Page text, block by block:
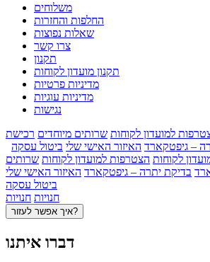
משלוחים
החלפות והחזרות
שאלות נפוצות
צרו קשר
תקנון
תקנון מועדון לקוחות
מדיניות פרטיות
מדיניות עוגיות
נגישות
למועדון לקוחות שרותים מיוחדים רכישת
– גיפטקארד האיזור האישי שלי ביטול עסקה
לקוחות הצטרפות למועדון לקוחות שרותים
בדיקת יתרה – גיפטקארד האיזור האישי שלי
ביטול עסקה
חנויות חנויות
איך אפשר לעזור?
דברו איתנו